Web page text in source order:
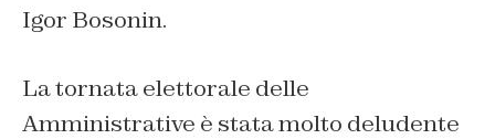
Igor Bosonin.
La tornata elettorale delle
Amministrative è stata molto deludente